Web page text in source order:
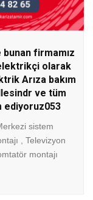
firmamız
olarak
Arıza bakım
ve tüm
ediyoruz053
sistem
, Televizyon
montajı